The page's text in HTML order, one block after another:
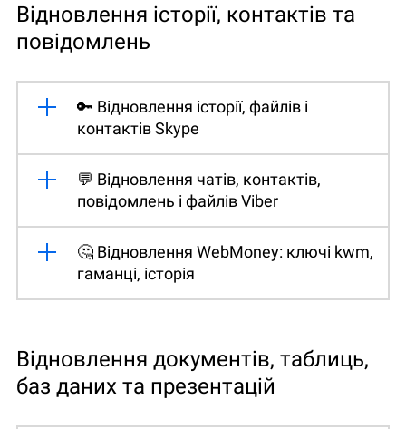
Відновлення історії, контактів та
повідомлень
🔑 Відновлення історії, файлів і
контактів Skype
💬 Відновлення чатів, контактів,
повідомлень і файлів Viber
🤔 Відновлення WebMoney: ключі kwm,
гаманці, історія
Відновлення документів, таблиць,
баз даних та презентацій